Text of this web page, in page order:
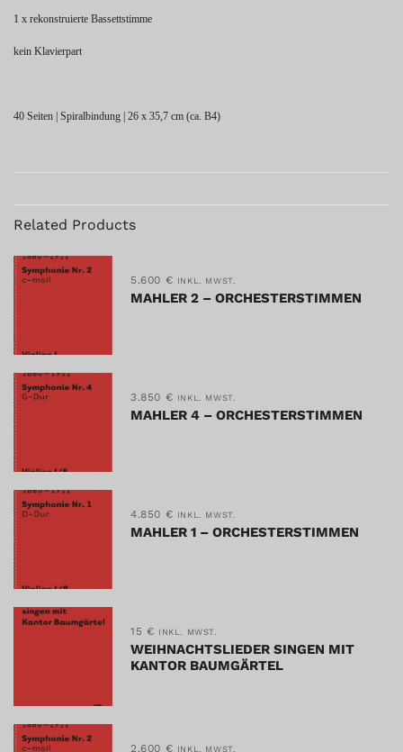
1 x rekonstruierte Bassettstimme
kein Klavierpart
40 Seiten | Spiralbindung | 26 x 35,7 cm (ca. B4)
Related Products
5.600 € INKL. MWST.
MAHLER 2 – ORCHESTERSTIMMEN
3.850 € INKL. MWST.
MAHLER 4 – ORCHESTERSTIMMEN
4.850 € INKL. MWST.
MAHLER 1 – ORCHESTERSTIMMEN
15 € INKL. MWST.
WEIHNACHTSLIEDER SINGEN MIT
KANTOR BAUMGÄRTEL
2.600 € INKL. MWST.